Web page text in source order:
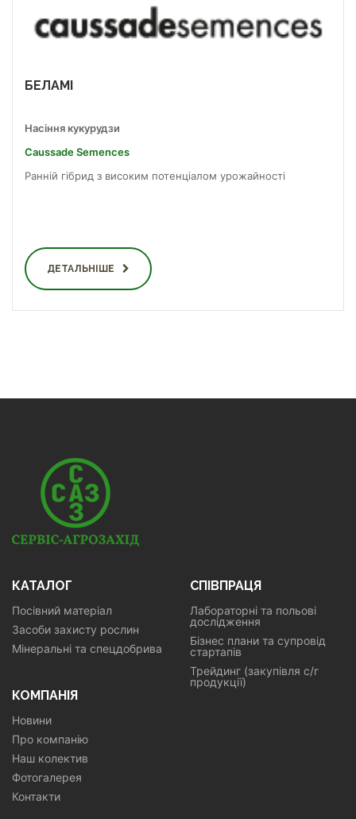
БЕЛАМІ
Насіння кукурудзи
Caussade Semences
Ранній гібрид з високим потенціалом урожайності
ДЕТАЛЬНІШЕ
КАТАЛОГ
Посівний матеріал
Засоби захисту рослин
Мінеральні та спецдобрива
СПІВПРАЦЯ
Лабораторні та польові
дослідження
Бізнес плани та супровід
стартапів
Трейдинг (закупівля с/г
продукції)
КОМПАНІЯ
Новини
Про компанію
Наш колектив
Фотогалерея
Контакти